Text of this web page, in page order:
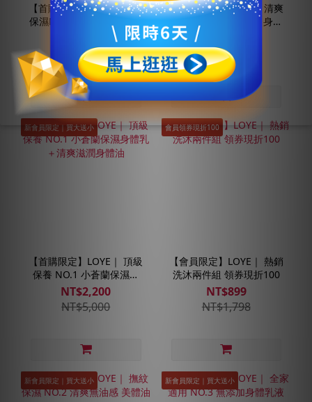
【首購限定】LOYE｜ 美白
保濕NO.1 小蒼蘭保濕亮白
NT$1,200
【首購限定】LOYE｜ 清爽
保濕NO.1 小蒼蘭潤白身體
NT$2,400
新會員限定｜買大送小
【首購限定】LOYE｜ 頂級
保養 NO.1 小蒼蘭保濕身
體乳＋清爽滋潤身體油
NT$2,200
NT$5,000
會員領券現折100
【會員限定】LOYE｜ 熱銷
洗沐兩件組 領券現折100
NT$899
NT$1,798
新會員限定｜買大送小 新會員限定｜買大送小